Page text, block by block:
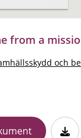
from a
och